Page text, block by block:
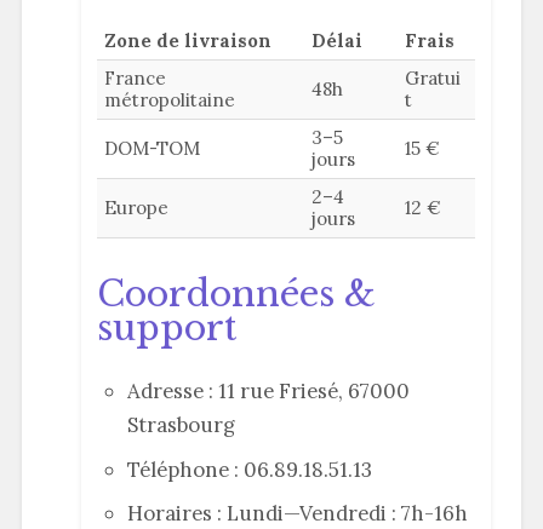
Zone de livraison Délai
Frais
France
métropolitaine
48h
Gratui
t
DOM-TOM
3–5
jours
15 €
Europe
2–4
jours
12 €
Coordonnées &
support
Adresse : 11 rue Friesé, 67000
Strasbourg
Téléphone : 06.89.18.51.13
Horaires : Lundi—Vendredi : 7h-16h